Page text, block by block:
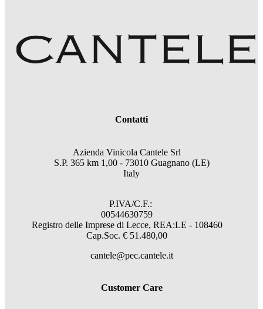
Contatti
Azienda Vinicola Cantele Srl
S.P. 365 km 1,00 - 73010 Guagnano (LE)
Italy
P.IVA/C.F.:
00544630759
Registro delle Imprese di Lecce, REA:LE - 108460
Cap.Soc. € 51.480,00
cantele@pec.cantele.it
Customer Care